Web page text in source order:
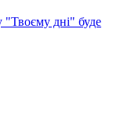
"Твоєму дні" буде